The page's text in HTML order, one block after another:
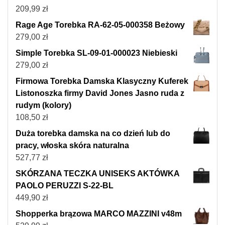
209,99 zł
Rage Age Torebka RA-62-05-000358 Beżowy
279,00 zł
Simple Torebka SL-09-01-000023 Niebieski
279,00 zł
Firmowa Torebka Damska Klasyczny Kuferek
Listonoszka firmy David Jones Jasno ruda z
rudym (kolory)
108,50 zł
Duża torebka damska na co dzień lub do
pracy, włoska skóra naturalna
527,77 zł
SKÓRZANA TECZKA UNISEKS AKTÓWKA
PAOLO PERUZZI S-22-BL
449,90 zł
Shopperka brązowa MARCO MAZZINI v48m